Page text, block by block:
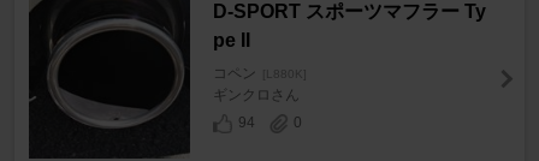
D-SPORT スポーツマフラー Ty
pe II
コペン
ギンクロさん
94
0